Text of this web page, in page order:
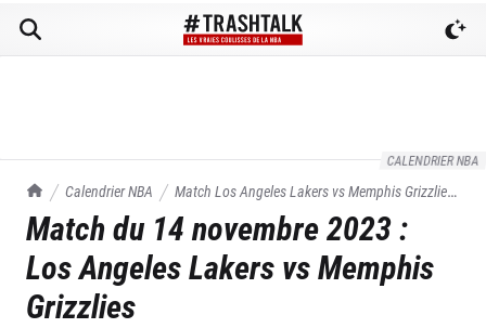
CALENDRIER NBA
TrashTalk Actu NBA
Calendrier NBA Match Los Angeles Lakers vsMemphis Grizzlies
du 14/11/2023
Match du 14 novembre 2023:
Los Angeles Lakers vsMemphis
Grizzlies